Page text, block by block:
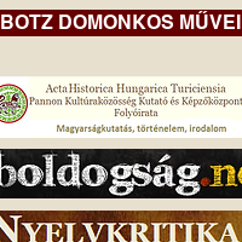
BOTZ DOMONKOS MŰVEI